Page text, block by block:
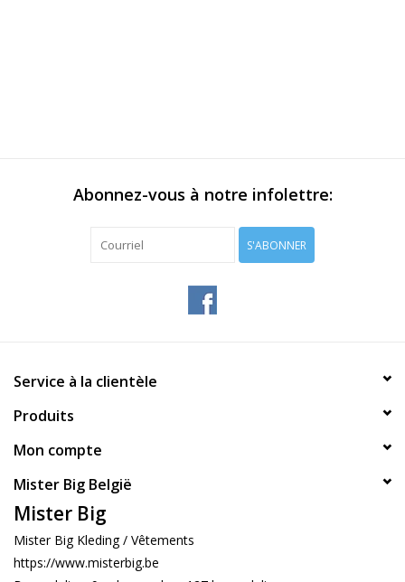
Abonnez-vous à notre infolettre:
S'ABONNER
Service à la clientèle
Produits
Mon compte
Mister Big België
Mister Big
Mister Big Kleding / Vêtements
https://www.misterbig.be